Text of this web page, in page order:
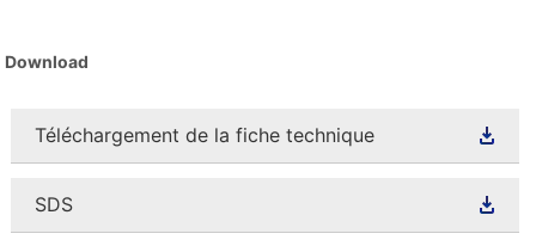
Download
Téléchargement de la fiche technique
SDS